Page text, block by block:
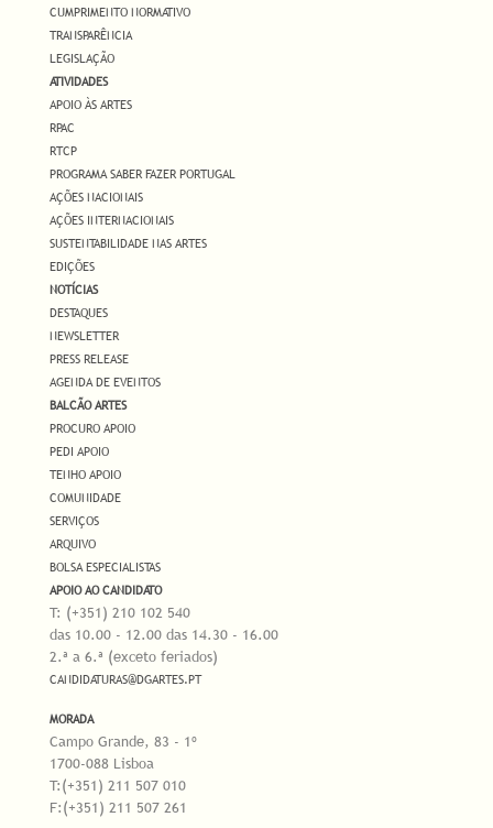
CUMPRIMENTO NORMATIVO
TRANSPARÊNCIA
LEGISLAÇÃO
ATIVIDADES
APOIO ÀS ARTES
RPAC
RTCP
PROGRAMA SABER FAZER PORTUGAL
AÇÕES NACIONAIS
AÇÕES INTERNACIONAIS
SUSTENTABILIDADE NAS ARTES
EDIÇÕES
NOTÍCIAS
DESTAQUES
NEWSLETTER
PRESS RELEASE
AGENDA DE EVENTOS
BALCÃO ARTES
PROCURO APOIO
PEDI APOIO
TENHO APOIO
COMUNIDADE
SERVIÇOS
ARQUIVO
BOLSA ESPECIALISTAS
APOIO AO CANDIDATO
T: (+351) 210 102 540
das 10.00 - 12.00 das 14.30 - 16.00
2.ª a 6.ª (exceto feriados)
CANDIDATURAS@DGARTES.PT
MORADA
Campo Grande, 83 - 1º
1700-088 Lisboa
T:(+351) 211 507 010
F:(+351) 211 507 261